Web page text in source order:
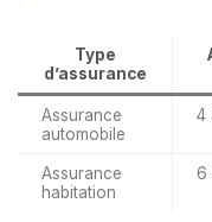
Type
d’assurance
Assurance
automobile
4
Assurance
habitation
6